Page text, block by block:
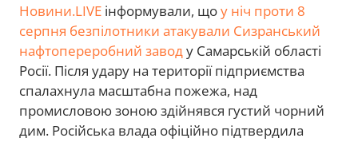
Новини.LIVE інформували, щоу ніч проти 8
серпня безпілотники атакували Сизранський
нафтопереробний заводу Самарській області
Росії. Після удару на території підприємства
спалахнула масштабна пожежа, над
промисловою зоною здійнявся густий чорний
дим. Російська влада офіційно підтвердила